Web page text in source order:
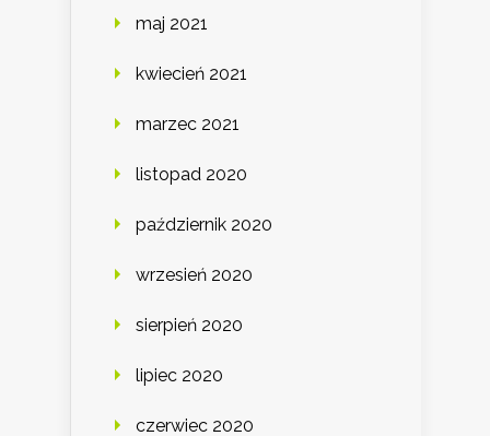
maj 2021
kwiecień 2021
marzec 2021
listopad 2020
październik 2020
wrzesień 2020
sierpień 2020
lipiec 2020
czerwiec 2020